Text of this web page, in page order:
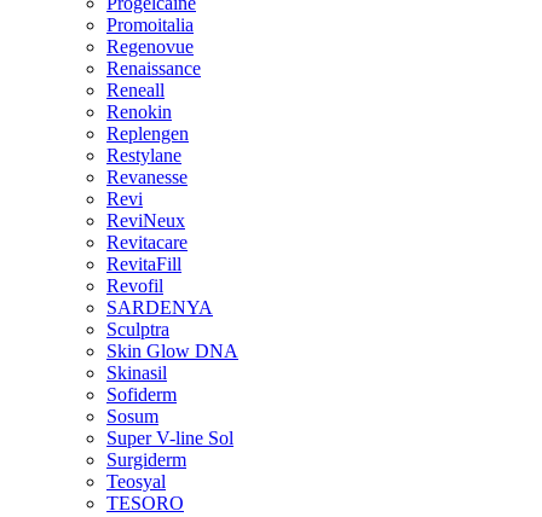
Promoitalia
Regenovue
Renaissance
Reneall
Renokin
Replengen
Restylane
Revanesse
Revi
ReviNeux
Revitacare
RevitaFill
Revofil
SARDENYA
Sculptra
Skin Glow DNA
Skinasil
Sofiderm
Sosum
Super V-line Sol
Surgiderm
Teosyal
TESORO